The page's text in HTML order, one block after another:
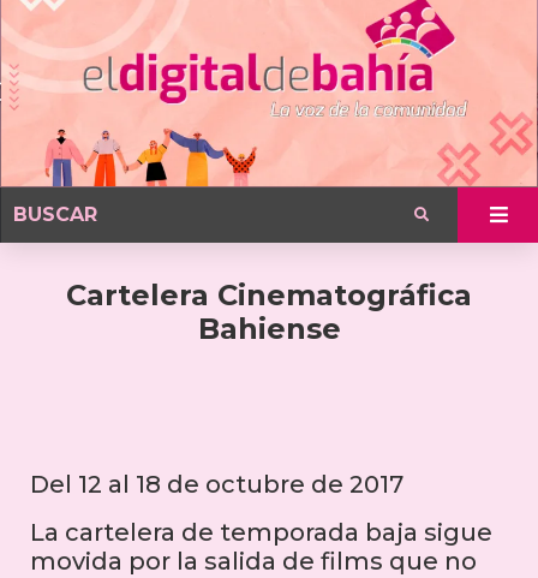
Cartelera Cinematográfica
Bahiense
Del 12 al 18 de octubre de 2017
La cartelera de temporada baja sigue
movida por la salida de films que no